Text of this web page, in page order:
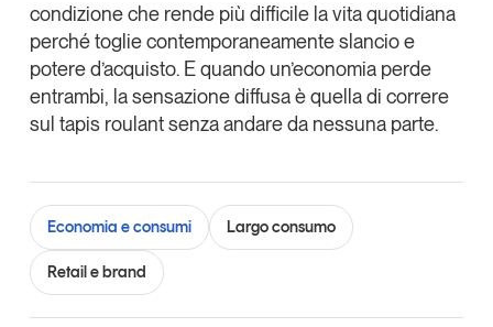
condizione che rende più difficile la vita quotidiana
perché toglie contemporaneamente slancio e
potere d’acquisto. E quando un’economia perde
entrambi, la sensazione diffusa è quella di correre
sul tapis roulant senza andare da nessuna parte.
Economia e consumi Largo consumo
Retail e brand